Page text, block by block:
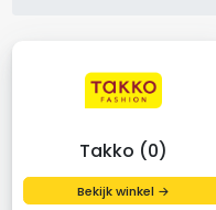
Takko (0)
Bekijk winkel →